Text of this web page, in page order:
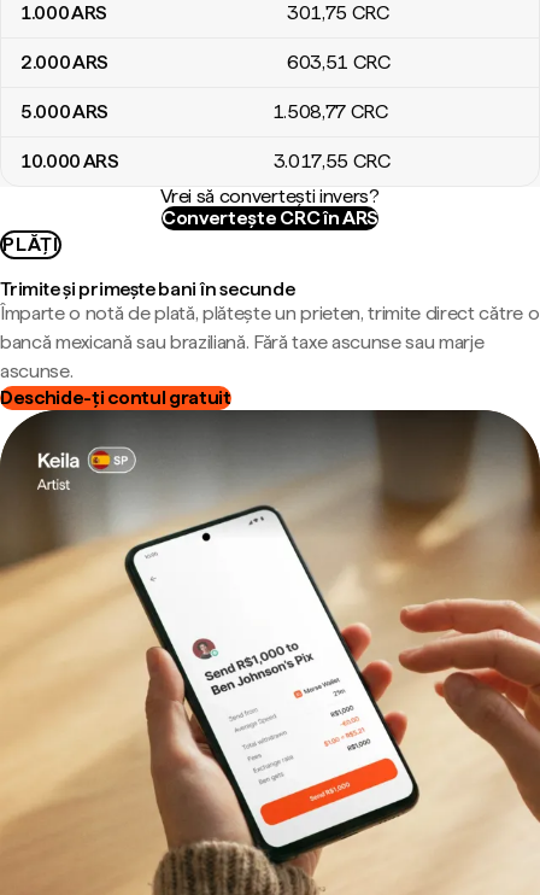
1.000ARS 301,75 CRC
2.000ARS 603,51 CRC
5.000ARS 1.508,77 CRC
10.000ARS 3.017,55 CRC
Vrei să convertești invers?
Convertește CRC în ARS
PLĂȚI
Trimite și primește bani în secunde
Împarte o notă de plată, plătește un prieten, trimite direct către o
bancă mexicană sau braziliană. Fără taxe ascunse sau marje
ascunse.
Deschide-ți contul gratuit